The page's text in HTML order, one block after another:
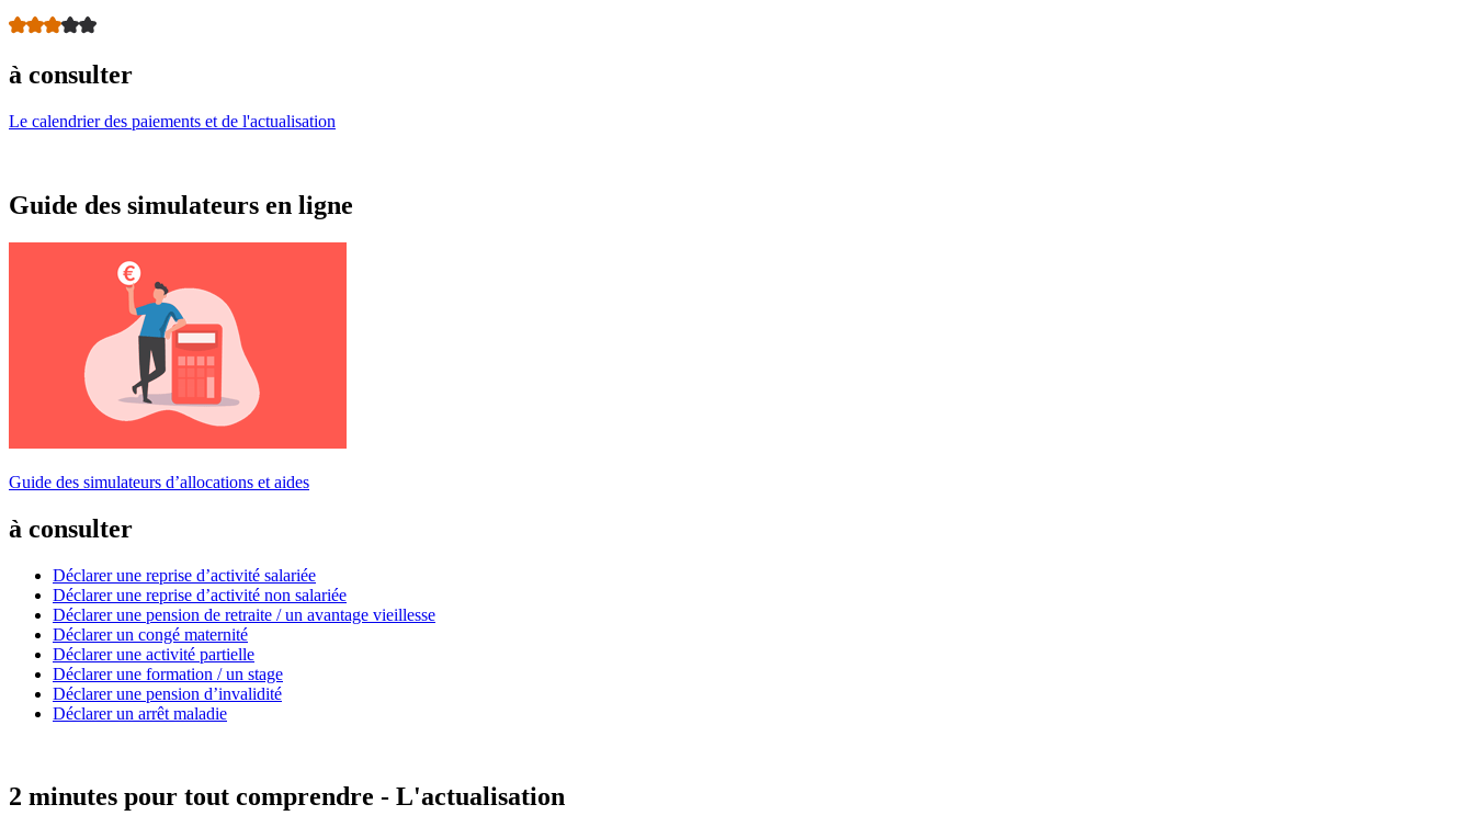
à consulter
Le calendrier des paiements et de l'actualisation
Guide des simulateurs en ligne
Guide des simulateurs d’allocations et aides
à consulter
Déclarer une reprise d’activité salariée
Déclarer une reprise d’activité non salariée
Déclarer une pension de retraite / un avantage vieillesse
Déclarer un congé maternité
Déclarer une activité partielle
Déclarer une formation / un stage
Déclarer une pension d’invalidité
Déclarer un arrêt maladie
2 minutes pour tout comprendre - L'actualisation